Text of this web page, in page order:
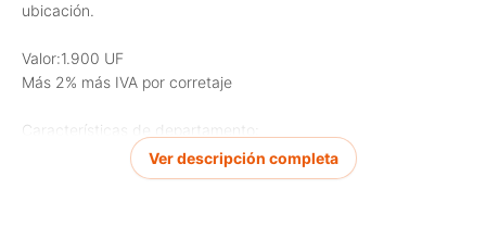
ubicación.
Valor:1.900 UF
Más 2% más IVA por corretaje
Características de departamento:
Ver descripción completa